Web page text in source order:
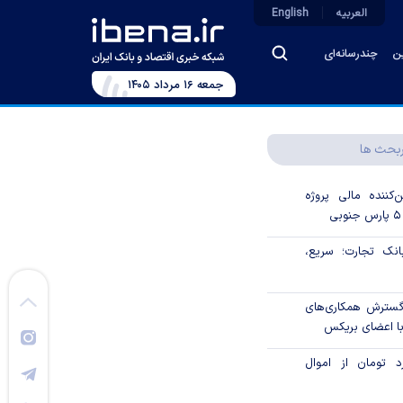
چندرسانه‌ای
العربیه English
جمعه ۱۶ مرداد ۱۴۰۵
ها
مالی پروژه
تجارت؛ سریع،
گسترش همکاری‌های
اعضای بریکس
میلیارد تومان از اموال